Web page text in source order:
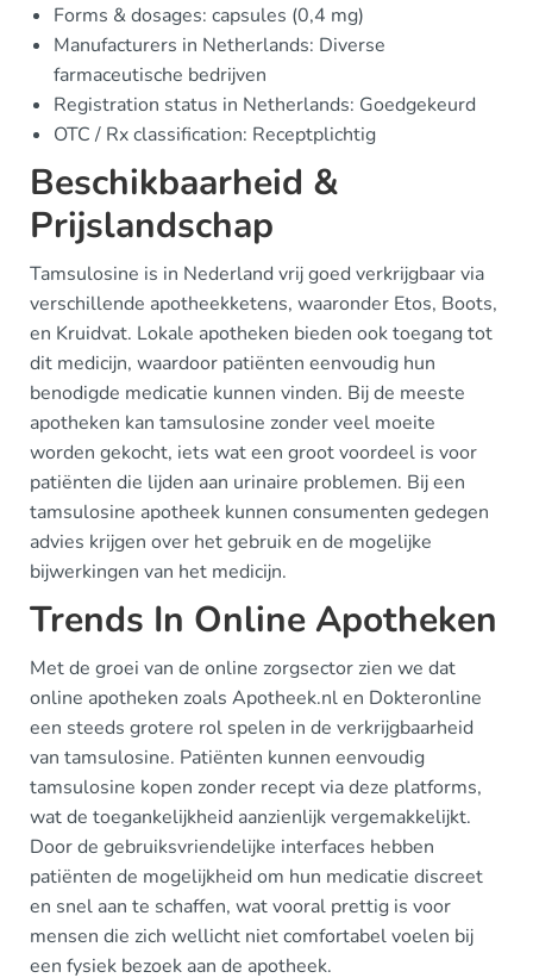
Forms & dosages: capsules (0,4 mg)
Manufacturers in Netherlands: Diverse
farmaceutische bedrijven
Registration status in Netherlands: Goedgekeurd
OTC / Rx classification: Receptplichtig
Beschikbaarheid &
Prijslandschap
Tamsulosine is in Nederland vrij goed verkrijgbaar via
verschillende apotheekketens, waaronder Etos, Boots,
en Kruidvat. Lokale apotheken bieden ook toegang tot
dit medicijn, waardoor patiënten eenvoudig hun
benodigde medicatie kunnen vinden. Bij de meeste
apotheken kan tamsulosine zonder veel moeite
worden gekocht, iets wat een groot voordeel is voor
patiënten die lijden aan urinaire problemen. Bij een
tamsulosine apotheek kunnen consumenten gedegen
advies krijgen over het gebruik en de mogelijke
bijwerkingen van het medicijn.
Trends In Online Apotheken
Met de groei van de online zorgsector zien we dat
online apotheken zoals Apotheek.nl en Dokteronline
een steeds grotere rol spelen in de verkrijgbaarheid
van tamsulosine. Patiënten kunnen eenvoudig
tamsulosine kopen zonder recept via deze platforms,
wat de toegankelijkheid aanzienlijk vergemakkelijkt.
Door de gebruiksvriendelijke interfaces hebben
patiënten de mogelijkheid om hun medicatie discreet
en snel aan te schaffen, wat vooral prettig is voor
mensen die zich wellicht niet comfortabel voelen bij
een fysiek bezoek aan de apotheek.